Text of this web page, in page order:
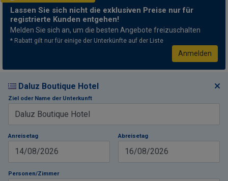
Lassen Sie sich nicht die exklusiven Preise nur für
registrierte Kunden entgehen!
Melden Sie sich an, um die besten Angebote freizuschalten
* Rabatt gilt nur für einige der Unterkünfte auf der Liste
Anmelden
Daluz Boutique Hotel
Ziel oder Name der Unterkunft
Anreisetag
14/08/2026
Abreisetag
16/08/2026
Personen/Zimmer